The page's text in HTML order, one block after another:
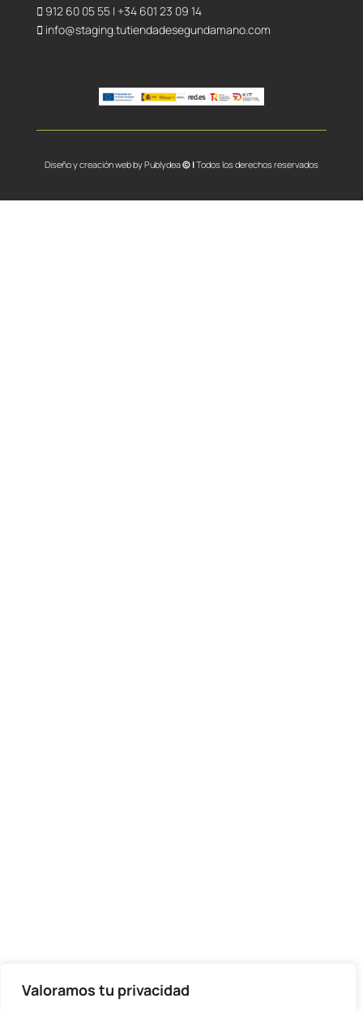
Valoramos tu privacidad
912 60 05 55| +34 601 23 09 14
info@staging.tutiendadesegundamano.com
Diseño y creación web byPublydea© |Todos los derechos reservados